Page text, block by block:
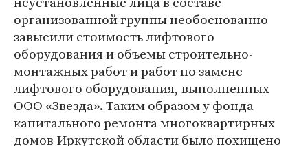
организованной группы необоснованно
завысили стоимость лифтового
оборудования и объемы строительно-
монтажных работ и работ по замене
лифтового оборудования, выполненных
ООО «Звезда». Таким образом у фонда
капитального ремонта многоквартирных
домов Иркутской области было похищено